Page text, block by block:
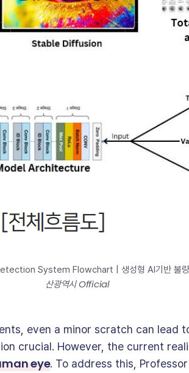
System Flowchart | 생성형 AI기반 불량
산광역시 Official
even a minor scratch can lead
crucial. However, the current
eye. To address this,